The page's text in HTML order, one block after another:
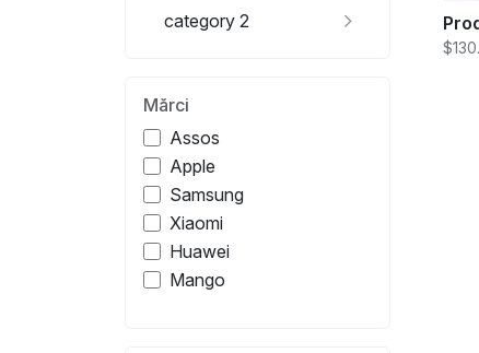
category 2
Mărci
Assos
Apple
Samsung
Xiaomi
Huawei
Mango